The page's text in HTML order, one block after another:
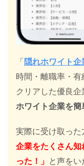
「 隠れホワイト企
時間・離職率・
クリアした優良企
ホワイト企業を簡
実際に受け取った
企業をたくさん
った！」 と声をい